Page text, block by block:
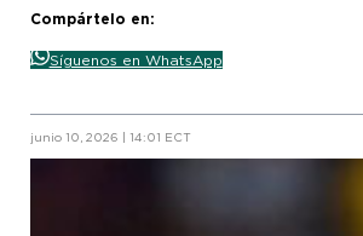
Compártelo en:
Síguenos en WhatsApp
junio 10, 2026 | 14:01 ECT